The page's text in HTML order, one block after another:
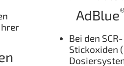
AdBlue
Bei den
Stickoxiden